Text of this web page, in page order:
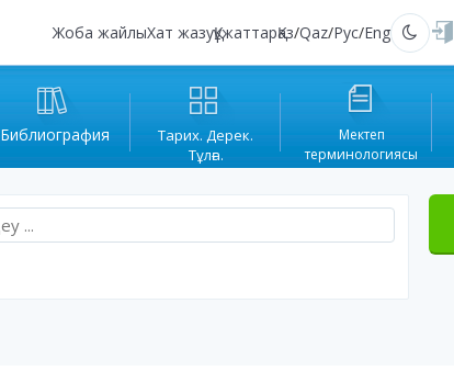
Жоба жайлыХат жазуҚұжаттарҚаз/Qaz/Рус/Eng Қараңғы
Библиография
Тарих. Дерек.
Тұлға.
Мектеп
терминологиясы